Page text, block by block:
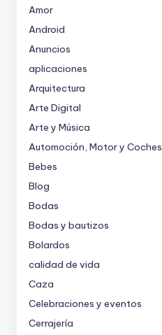
Amor
Android
Anuncios
aplicaciones
Arquitectura
Arte Digital
Arte y Música
Automoción, Motor y Coches
Bebes
Blog
Bodas
Bodas y bautizos
Bolardos
calidad de vida
Caza
Celebraciones y eventos
Cerrajería